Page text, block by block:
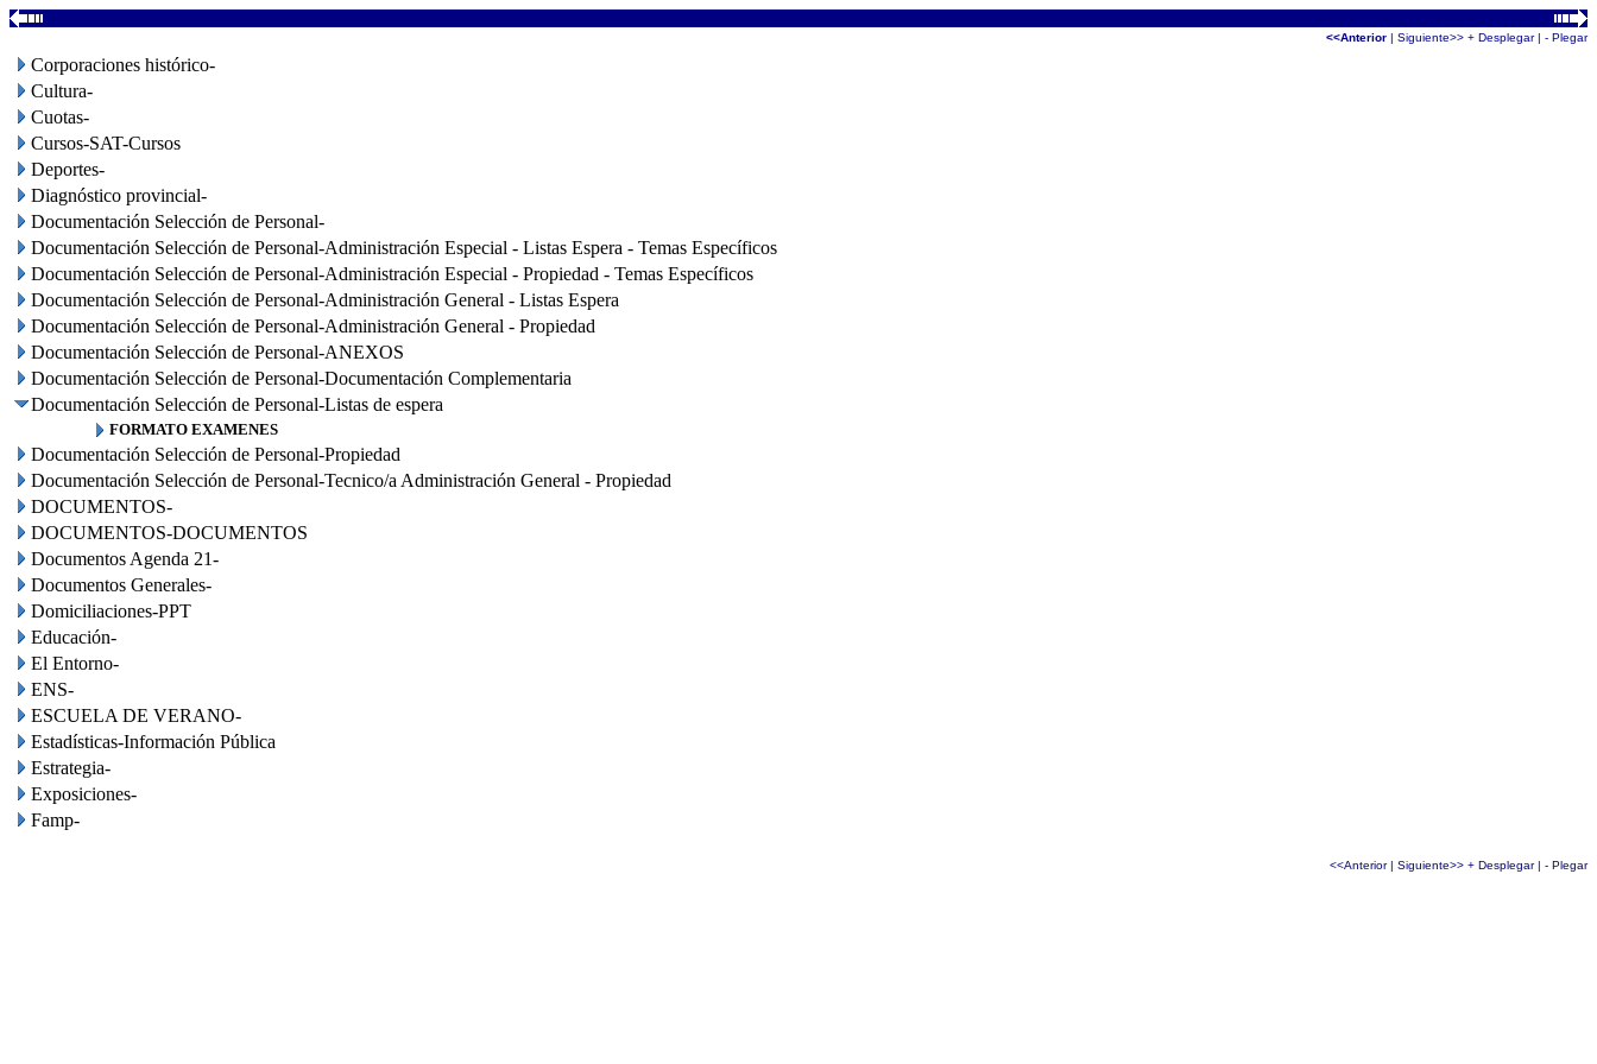
<<Anterior | Siguiente>> + Desplegar| - Plegar
Corporaciones histórico-
Cultura-
Cuotas-
Cursos-SAT-Cursos
Deportes-
Diagnóstico provincial-
Documentación Selección de Personal-
Documentación Selección de Personal-Administración Especial - Listas Espera - Temas Específicos
Documentación Selección de Personal-Administración Especial - Propiedad - Temas Específicos
Documentación Selección de Personal-Administración General - Listas Espera
Documentación Selección de Personal-Administración General - Propiedad
Documentación Selección de Personal-ANEXOS
Documentación Selección de Personal-Documentación Complementaria
Documentación Selección de Personal-Listas de espera
FORMATO EXAMENES
Documentación Selección de Personal-Propiedad
Documentación Selección de Personal-Tecnico/a Administración General - Propiedad
DOCUMENTOS-
DOCUMENTOS-DOCUMENTOS
Documentos Agenda 21-
Documentos Generales-
Domiciliaciones-PPT
Educación-
El Entorno-
ENS-
ESCUELA DE VERANO-
Estadísticas-Información Pública
Estrategia-
Exposiciones-
Famp-
<<Anterior| Siguiente>> + Desplegar| - Plegar